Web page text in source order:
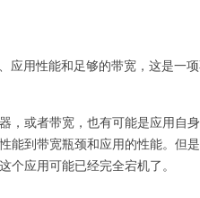
应用性能和足够的带宽，这是一
，或者带宽，也有可能是应用自
能到带宽瓶颈和应用的性能。但
个应用可能已经完全宕机了。